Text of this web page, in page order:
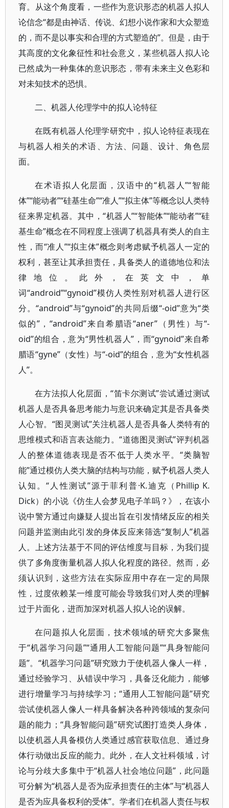
育。从这个角度看，一些作为意识形态的机器人拟人
论信念“都是由神话、传说、幻想小说作家和大众塑造
的，而不是以事实和合理的方式塑造的”。但是，由于
其高度的文化象征性和社会意义，某些机器人拟人论
已然成为一种集体的意识形态，带有未来主义色彩和
对未知技术的恐惧。
二、机器人伦理学中的拟人论特征
在既有机器人伦理学研究中，拟人论特征表现在
与机器人相关的术语、方法、问题、设计、角色层
面。
在术语拟人化层面，汉语中的“机器人”“智能
体”“能动者”“硅基生命”“准人”“拟主体”等概念以人类特
征来界定机器。其中，“机器人”“智能体”“能动者”“硅
基生命”概念在不同程度上强调了机器具有类人的自主
性，而“准人”“拟主体”概念则考虑赋予机器人一定的
权利，甚至让其承担责任，具备类人的道德地位和法
律地位。此外，在英文中，单
词“android”“gynoid”模仿人类性别对机器人进行区
分。“android”与“gynoid”的共同后缀“-oid”意为“类
似的”，“android”来自希腊语“aner”（男性）与“-
oid”的组合，意为“男性机器人”，而“gynoid”来自希
腊语“gyne”（女性）与“-oid”的组合，意为“女性机器
人”。
在方法拟人化层面，“笛卡尔测试”尝试通过测试
机器人是否具备思考能力与意识来确定其是否具备类
人心智。“图灵测试”关注机器人是否具备人类特有的
思维模式和语言表达能力。“道德图灵测试”评判机器
人的整体道德表现是否不低于人类水平。“类脑智
能”通过模仿人类大脑的结构与功能，赋予机器人类人
认知。“人性测试”源于菲利普·K.迪克（Phillip K.
Dick）的小说《仿生人会梦见电子羊吗？》，在该小
说中警方通过向嫌疑人提出旨在引发情绪反应的相关
问题并监测由此引发的身体反应来筛选“复制人”机器
人。上述方法基于不同的评估维度与目标，为我们提
供了多角度衡量机器人拟人化程度的路径。然而，必
须认识到，这些方法在实际应用中存在一定的局限
性，过度依赖某一维度可能会导致我们对人类的理解
过于片面化，进而加深对机器人拟人论的误解。
在问题拟人化层面，技术领域的研究大多聚焦
于“机器学习问题”“通用人工智能问题”“具身智能问
题”。“机器学习问题”研究致力于使机器人像人一样，
通过经验学习、从错误中学习，具备泛化能力，能够
进行增量学习与持续学习；“通用人工智能问题”研究
尝试使机器人像人一样具备解决各种跨领域的复杂问
题的能力；“具身智能问题”研究试图打造类人身体，
以使机器人具备模仿人类通过感官获取信息、通过身
体行动做出反应的能力。此外，在人文社科领域，讨
论与分歧大多集中于“机器人社会地位问题”，此问题
可分解为“机器人是否为应承担责任的主体”与“机器人
是否为应具备权利的受体”。学者们在机器人责任与权